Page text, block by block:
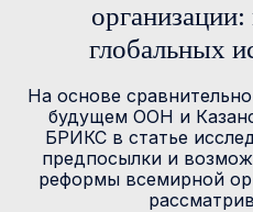
глобальных
На основе
будущем ООН и
БРИКС в статье
предпосылки и
реформы всемирной